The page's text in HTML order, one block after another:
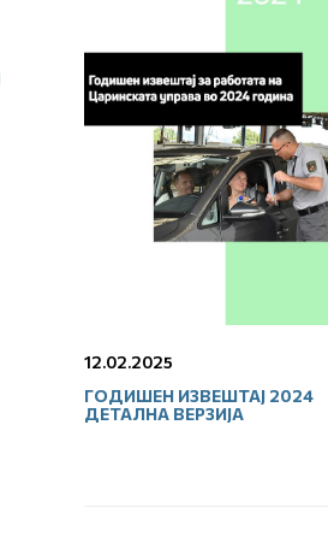
12.02.2025
ГОДИШЕН ИЗВЕШТАЈ 2024
ДЕТАЛНА ВЕРЗИЈА